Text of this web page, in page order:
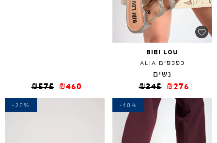
BIBI LOU
כפכפים ALIA
נשים
₪345 ₪276
₪575 ₪460
-10%
-20%